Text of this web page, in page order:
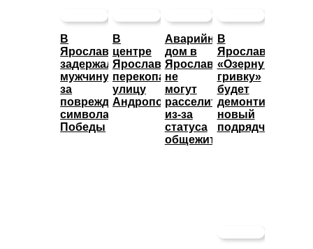
В
Ярославле
задержали
мужчину
за
повреждение
символа
Победы
В
центре
Ярославля
перекопали
улицу
Андропова
Аварийный
дом в
Ярославле
не
могут
расселить
из-за
статуса
общежития
В
Ярославле
«Озерную
гривку»
будет
демонтировать
новый
подрядчик